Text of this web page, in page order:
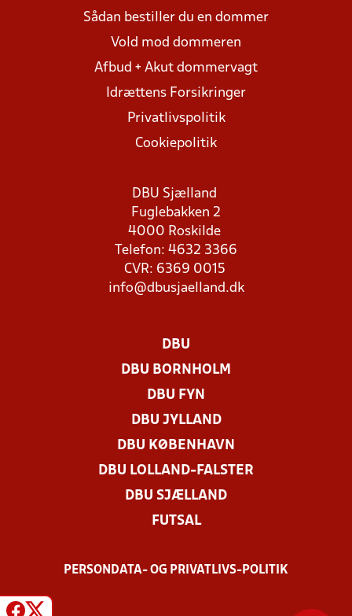
Sådan bestiller du en dommer
Vold mod dommeren
Afbud + Akut dommervagt
Idrættens Forsikringer
Privatlivspolitik
Cookiepolitik
DBU Sjælland
Fuglebakken 2
4000 Roskilde
Telefon: 4632 3366
CVR: 6369 0015
info@dbusjaelland.dk
DBU
DBU BORNHOLM
DBU FYN
DBU JYLLAND
DBU KØBENHAVN
DBU LOLLAND-FALSTER
DBU SJÆLLAND
FUTSAL
PERSONDATA- OG PRIVATLIVS-POLITIK